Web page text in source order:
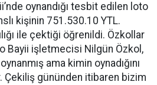
oynandığı tesbit edilen loto
kişinin 751.530.10 YTL.
ile çektiği öğrenildi. Özkollar
Bayii işletmecisi Nilgün Özkol,
ama kimin oynadığını
gününden itibaren bizim